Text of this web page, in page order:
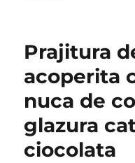
Prajitura
acoperita
nuca de
glazura
ciocolata